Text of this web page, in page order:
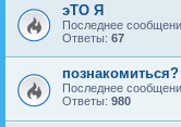
эТО Я
Последнее
Ответы: 67
Последнее
Ответы: 980